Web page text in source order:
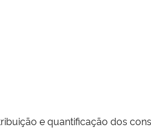
e quantificação dos